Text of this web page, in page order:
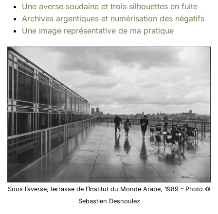
Une averse soudaine et trois silhouettes en fuite
Archives argentiques et numérisation des négatifs
Une image représentative de ma pratique
Sous l’averse, terrasse de l’Institut du Monde Arabe, 1989 – Photo ©
Sebastien Desnoulez